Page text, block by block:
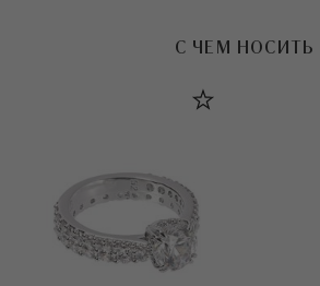
С ЧЕМ НОСИТЬ